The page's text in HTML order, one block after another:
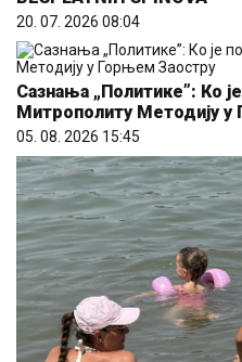
Митрополиту Методију
05. 08. 2026 15:45